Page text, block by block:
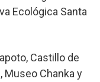
Ecológica Santa
Castillo de
Museo Chanka y